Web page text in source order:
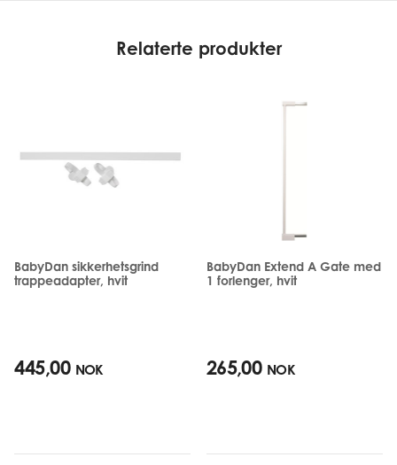
Relaterte produkter
BabyDan sikkerhetsgrind
trappeadapter, hvit
445,00 NOK
BabyDan Extend A Gate med
1 forlenger, hvit
265,00 NOK